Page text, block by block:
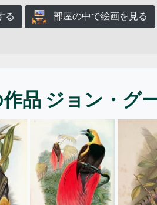
る 部屋の中で絵画を見る
品 ジョン・グ